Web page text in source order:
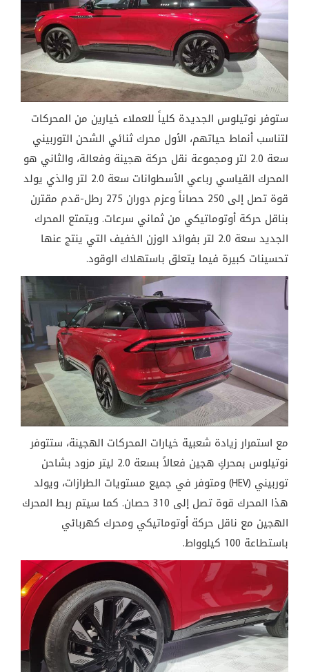
ستوفر نوتيلوس الجديدة كلياً للعملاء خيارين من المحركات
لتناسب أنماط حياتهم، الأول محرك ثنائي الشحن التوربيني
سعة 2.0 لتر ومجموعة نقل حركة هجينة وفعالة، والثاني هو
المحرك القياسي رباعي الأسطوانات سعة 2.0 لتر والذي يولد
قوة تصل إلى 250 حصاناً وعزم دوران 275 رطل-قدم مقترن
بناقل حركة أوتوماتيكي من ثماني سرعات. ويتمتع المحرك
الجديد سعة 2.0 لتر بفوائد الوزن الخفيف التي ينتج عنها
تحسينات كبيرة فيما يتعلق باستهلاك الوقود.
مع استمرار زيادة شعبية خيارات المحركات الهجينة، ستتوفر
نوتيلوس بمحركٍ هجين فعالاً بسعة 2.0 ليتر مزود بشاحن
توربيني (HEV) ومتوفر في جميع مستويات الطرازات، ويولد
هذا المحرك قوة تصل إلى 310 حصان. كما سيتم ربط المحرك
الهجين مع ناقل حركة أوتوماتيكي ومحرك كهربائي
باستطاعة 100 كيلوواط.